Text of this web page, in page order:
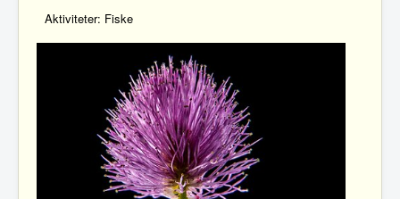
Aktiviteter: Fiske